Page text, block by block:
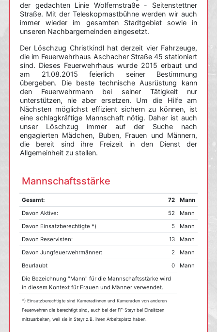
der gedachten Linie Wolfernstraße - Seitenstettner
Straße. Mit der Teleskopmastbühne werden wir auch
immer wieder im gesamten Stadtgebiet sowie in
unseren Nachbargemeinden eingesetzt.
Der Löschzug Christkindl hat derzeit vier Fahrzeuge,
die im Feuerwehrhaus Aschacher Straße 45 stationiert
sind. Dieses Feuerwehrhaus wurde 2015 erbaut und
am 21.08.2015 feierlich seiner Bestimmung
übergeben. Die beste technische Ausrüstung kann
den Feuerwehrmann bei seiner Tätigkeit nur
unterstützen, nie aber ersetzen. Um die Hilfe am
Nächsten möglichst effizient sichern zu können, ist
eine schlagkräftige Mannschaft nötig. Daher ist auch
unser Löschzug immer auf der Suche nach
engagierten Mädchen, Buben, Frauen und Männern,
die bereit sind ihre Freizeit in den Dienst der
Allgemeinheit zu stellen.
Mannschaftsstärke
Gesamt: 72
Mann
Davon Aktive:
52
Mann
Davon Einsatzberechtigte *)
5
Mann
Davon Reservisten:
13
Mann
Davon Jungfeuerwehrmänner:
2
Mann
Beurlaubt
0
Mann
Die Bezeichnung "Mann" für die Mannschaftsstärke wird
in diesem Kontext für Frauen und Männer verwendet.
*) Einsatzberechtigte sind Kameradinnen und Kameraden von anderen
Feuerwehren die berechtigt sind, auch bei der FF-Steyr bei Einsätzen
mitzuarbeiten, weil sie in Steyr z.B. ihren Arbeitsplatz haben.